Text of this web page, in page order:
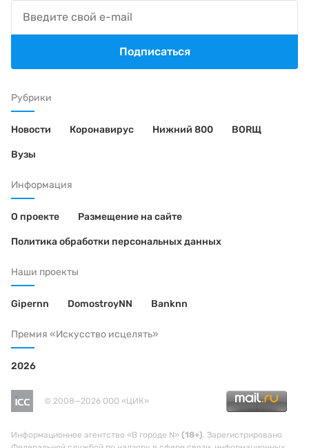
Рубрики
Новости Коронавирус Нижний 800 BORЩ
Вузы
Информация
О проекте Размещение на сайте
Политика обработки персональных данных
Наши проекты
Gipernn DomostroyNN Banknn
Премия «Искусство исцелять»
2026
© 2008—2026 ООО «ЦИК»
Информационное агентство «В городе N» (18+). Зарегистрировано
Подписаться